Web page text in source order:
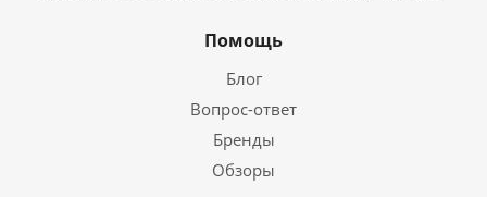
Помощь
Блог
Вопрос-ответ
Бренды
Обзоры